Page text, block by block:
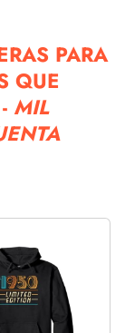
PARA
QUE
MIL